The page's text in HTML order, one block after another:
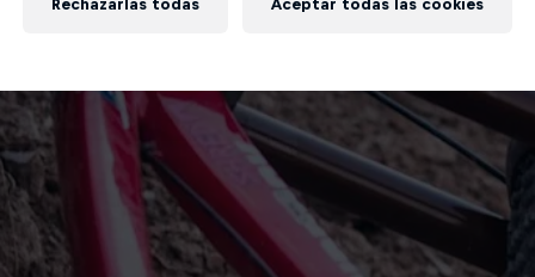
Rechazarlas todas Aceptar todas las cookies